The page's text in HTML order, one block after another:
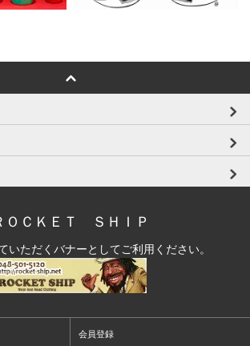
ＯＣＫＥＴ ＳＨＩＰ
いただくバナーとしてご利用ください。
会員登録